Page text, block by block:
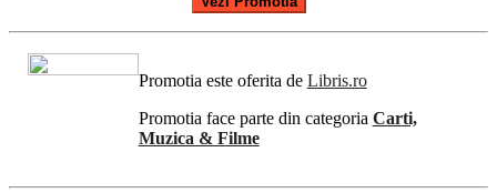
Promotia este oferita de Libris.ro
Promotia face parte din categoria Carti,
Muzica & Filme